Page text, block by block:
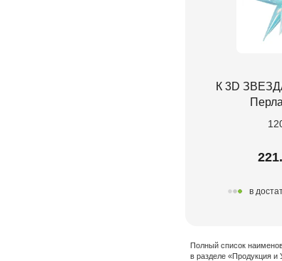
К 3D
в
Полный список
в разделе «Продукция